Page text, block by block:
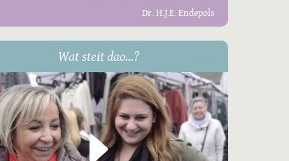
Dr. H.J.E. Endepols
Wat steit dao...?